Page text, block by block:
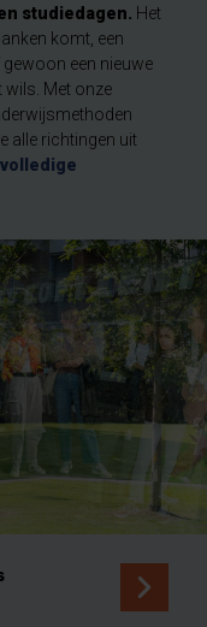
studiedagen. Het
komt, een
een nieuwe
wils. Met onze
alle richtingen uit